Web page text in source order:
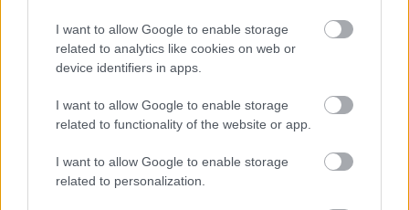
I want to allow Google to enable storage
related to analytics like cookies on web or
device identifiers in apps.
I want to allow Google to enable storage
related to functionality of the website or app.
I want to allow Google to enable storage
related to personalization.